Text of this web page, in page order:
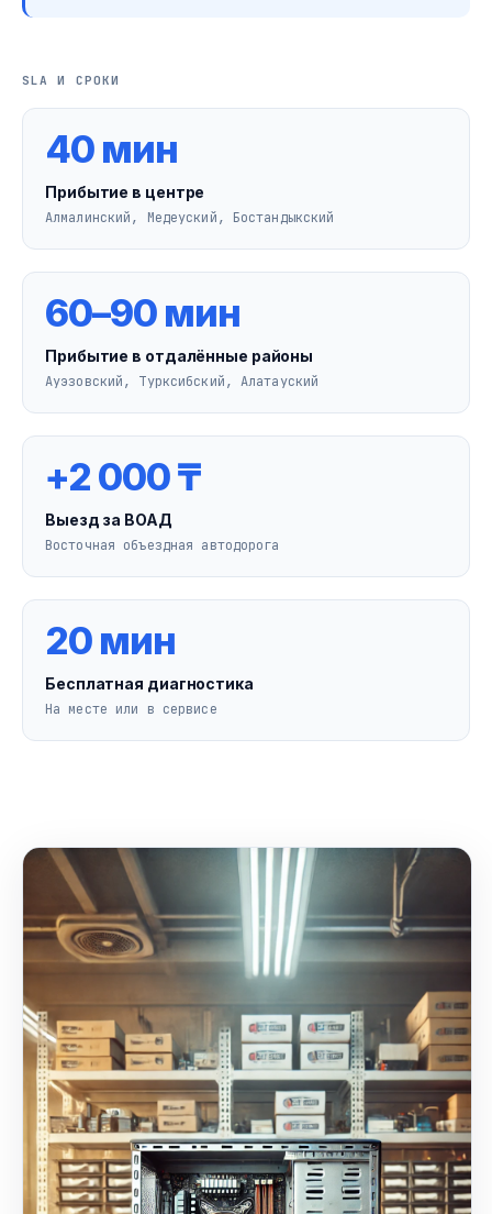
SLA И СРОКИ
40 мин
Прибытие в центре
Алмалинский, Медеуский, Бостандыкский
60–90 мин
Прибытие в отдалённые районы
Ауэзовский, Турксибский, Алатауский
+2 000 ₸
Выезд за ВОАД
Восточная объездная автодорога
20 мин
Бесплатная диагностика
На месте или в сервисе